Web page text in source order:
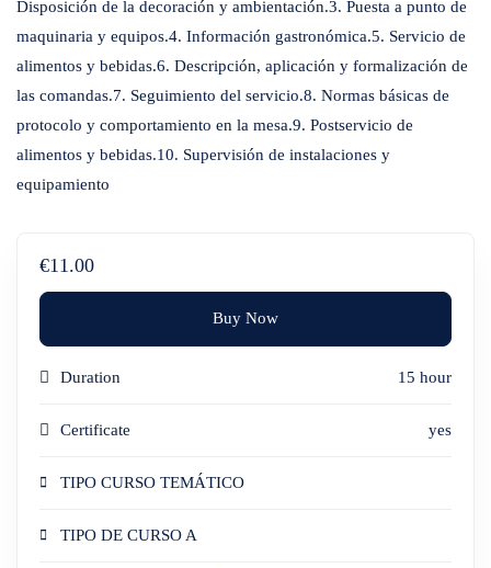
Disposición de la decoración y ambientación.3. Puesta a punto de
maquinaria y equipos.4. Información gastronómica.5. Servicio de
alimentos y bebidas.6. Descripción, aplicación y formalización de
las comandas.7. Seguimiento del servicio.8. Normas básicas de
protocolo y comportamiento en la mesa.9. Postservicio de
alimentos y bebidas.10. Supervisión de instalaciones y
equipamiento
€11.00
Buy Now
Duration 15 hour
Certificate yes
TIPO CURSO TEMÁTICO
TIPO DE CURSO A